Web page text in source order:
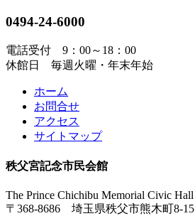
0494-24-6000
電話受付 9：00～18：00
休館日 毎週火曜・年末年始
ホーム
お問合せ
アクセス
サイトマップ
秩父宮記念市民会館
The Prince Chichibu Memorial Civic Hall
〒368-8686 埼玉県秩父市熊木町8-15